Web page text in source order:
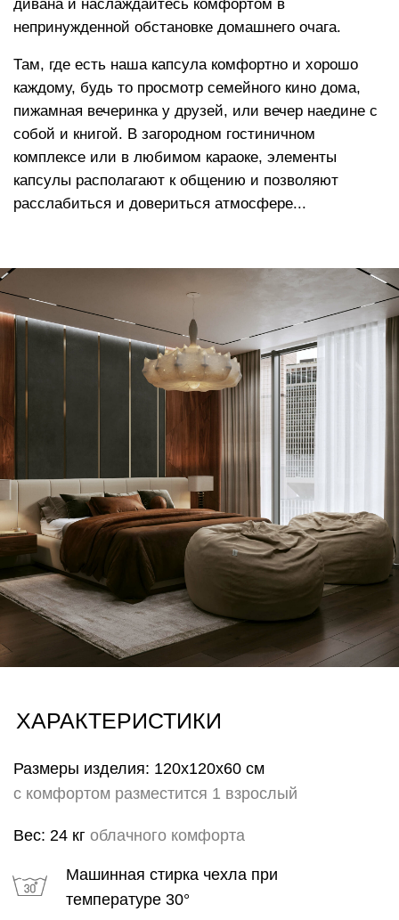
Съемные чехлы могут служить как незаменимым
функциональным элементом для гостиничных
комплексов и мест отдыха и общения с постоянным
пребыванием посетителей (рекомендовано для
Хорека)
Сменный чехол
Также возможность заменить чехол служит
эмоциональным элементом для тех, кто любит
свободу выбора настроения и легко меняет
пространство вокруг не изменяя себе. Меняйте
настроение и атмосферу своего пространства лишь
сменив чехол на другой!
повышает градус комфорта, позволяет
расслабить мышцы, адаптируется к
нагрузке, мягко распределяет вес по всей
площади изделия в процессе отдыха
держать форму плавно погружая в изделие,
сохраняет презентабельный внешний вид на
протяжении всего срока службы
ГАРАНТИИ